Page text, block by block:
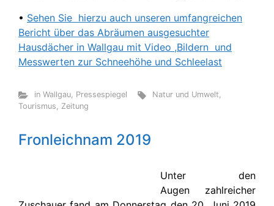
• Sehen Sie hierzu auch unseren umfangreichen
Bericht über das Abräumen ausgesuchter
Hausdächer in Wallgau mit Video ,Bildern und
Messwerten zur Schneehöhe und Schleelast
in Wallgau, Pressespiegel Natur und Umwelt,
Tourismus, Zeitung
Fronleichnam 2019
Unter den
Augen zahlreicher